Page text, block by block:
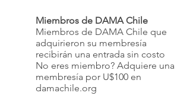
Miembros de DAMA Chile
Miembros de DAMA Chile que
adquirieron su membresía
recibirán una entrada sin costo
No eres miembro? Adquiere una
membresía por U$100 en
damachile.org